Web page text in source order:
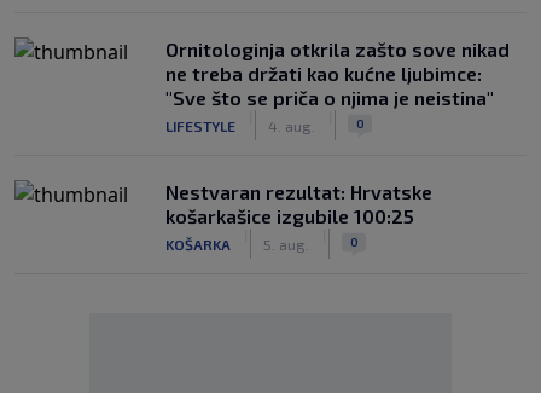
Ornitologinja otkrila zašto sove nikad
ne treba držati kao kućne ljubimce:
"Sve što se priča o njima je neistina"
LIFESTYLE 4. aug. 0
Nestvaran rezultat: Hrvatske
košarkašice izgubile 100:25
KOŠARKA 5. aug. 0